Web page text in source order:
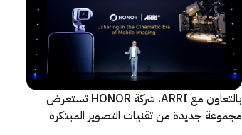
بالتعاون مع ARRI، شركة HONOR تستعرض
مجموعة جديدة من تقنيات التصوير المبتكرة